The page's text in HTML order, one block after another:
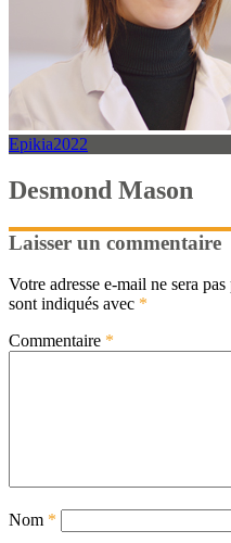
Epikia2022
Desmond Mason
Laisser un commentaire
Votre adresse e-mail ne sera
sont indiqués avec *
Commentaire *
Nom *